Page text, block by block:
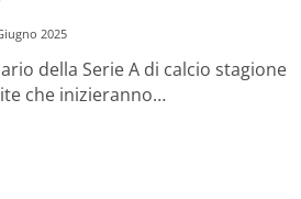
2025
della Serie A di calcio stagione
che inizieranno…